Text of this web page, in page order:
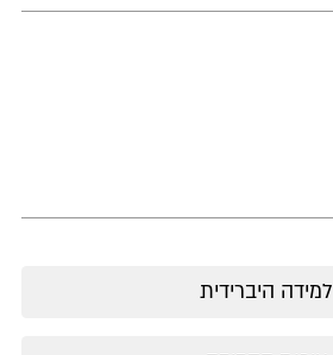
למידה היברידית